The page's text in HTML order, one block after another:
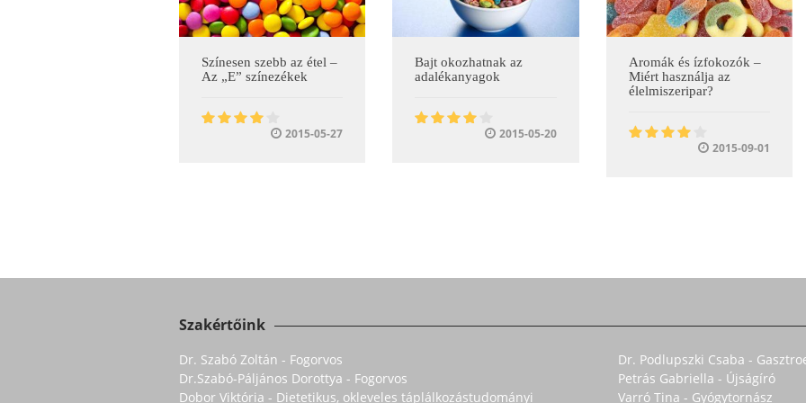
Színesen szebb az étel –
Az „E” színezékek
2015-05-27
Bajt okozhatnak az
adalékanyagok
2015-05-20
Aromák és ízfokozók –
Miért használja az
élelmiszeripar?
2015-09-01
Szakértőink
Dr. Szabó Zoltán - Fogorvos
Dr.Szabó-Páljános Dorottya - Fogorvos
Dobor Viktória - Dietetikus, okleveles táplálkozástudományi
Dr. Podlupszki Csaba -
Petrás Gabriella - Újságíró
Varró Tina - Gyógytornász